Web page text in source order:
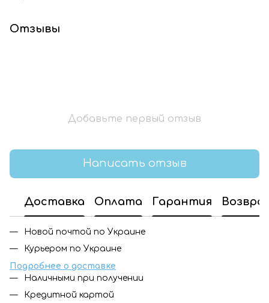
Отзывы
Добавьте первый отзыв
Написать отзыв
Доставка Оплата Гарантия
Новой почтой по Украине
Курьером по Украине
Подробнее о доставке
Наличными при получении
Кредитной картой